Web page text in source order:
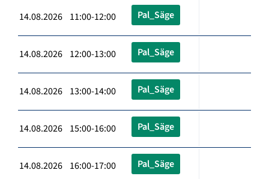
14.08.2026 11:00-12:00 Pal_Säge
14.08.2026 12:00-13:00 Pal_Säge
14.08.2026 13:00-14:00 Pal_Säge
14.08.2026 15:00-16:00 Pal_Säge
14.08.2026 16:00-17:00 Pal_Säge